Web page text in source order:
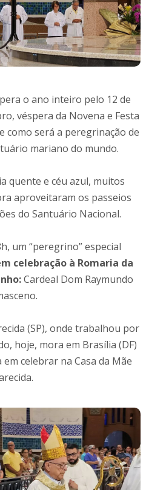
o ano inteiro pelo 12 de
véspera da Novena e Festa
como será a peregrinação de
mariano do mundo.
quente e céu azul, muitos
aproveitaram os passeios
do Santuário Nacional.
um “peregrino” especial
celebração à Romaria da
Cardeal Dom Raymundo
(SP), onde trabalhou por
hoje, mora em Brasília (DF)
celebrar na Casa da Mãe